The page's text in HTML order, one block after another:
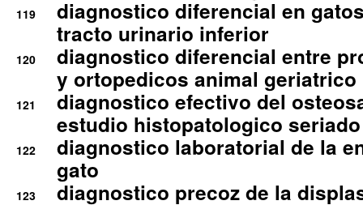
119
diagnostico diferencial en
tracto urinario inferior
120
diagnostico diferencial entre
y ortopedicos animal geriatrico
121
diagnostico efectivo del
estudio histopatologico seriado
122
diagnostico laboratorial de la
gato
123 diagnostico precoz de la